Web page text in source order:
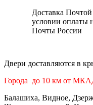
Доставка Почтой
условии оплаты
Почты России
Двери доставляются в
Города до 10 км от
Балашиха, Видное,